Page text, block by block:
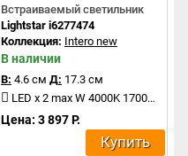
Встраиваемый светильник
Lightstar i6277474
Коллекция: Intero new
В наличии
В: 4.6 см Д: 17.3 см
LED x 2 max W 4000K 1700Lm
Цена: 3 897 Р.
Купить